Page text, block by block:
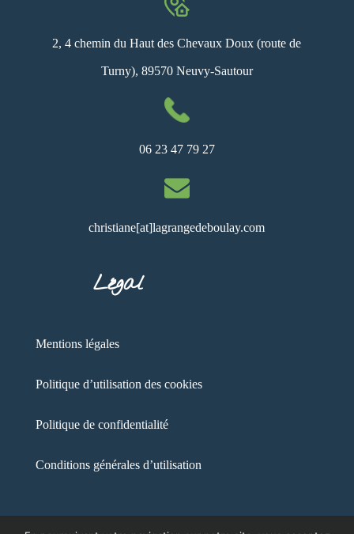
2, 4 chemin du Haut des Chevaux Doux (route de
Turny), 89570 Neuvy-Sautour
06 23 47 79 27
christiane[at]lagrangedeboulay.com
Légal
Mentions légales
Politique d’utilisation des cookies
Politique de confidentialité
Conditions générales d’utilisation